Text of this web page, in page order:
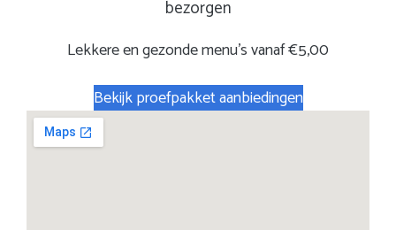
bezorgen
Lekkere en gezonde menu’s vanaf €5,00
Bekijk proefpakket aanbiedingen